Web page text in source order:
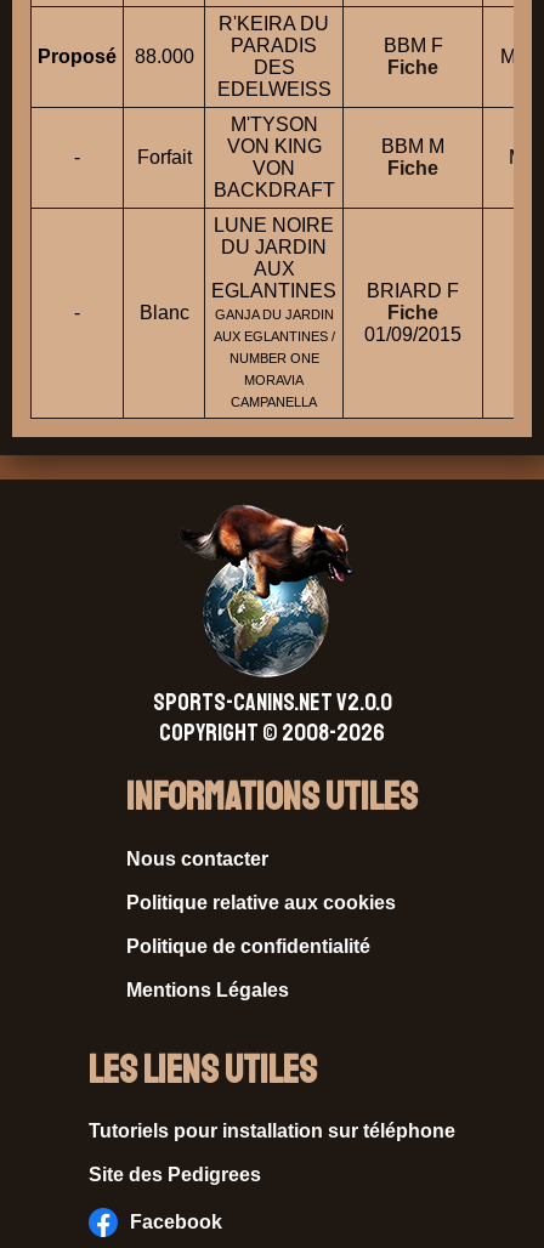
Proposé 88.000
R'KEIRA DU
PARADIS
DES
EDELWEISS
BBM F
Fiche
- Forfait
M'TYSON
VON KING
VON
BACKDRAFT
BBM M
Fiche
M.
- Blanc
LUNE NOIRE
DU JARDIN
AUX
EGLANTINES
GANJA DU JARDIN
AUX EGLANTINES /
NUMBER ONE
MORAVIA
CAMPANELLA
BRIARD F
Fiche
01/09/2015
SPORTS-CANINS.NET V2.0.0
Copyright © 2008-2026
Informations Utiles
Nous contacter
Politique relative aux cookies
Politique de confidentialité
Mentions Légales
Les liens utiles
Tutoriels pour installation sur téléphone
Site des Pedigrees
Facebook